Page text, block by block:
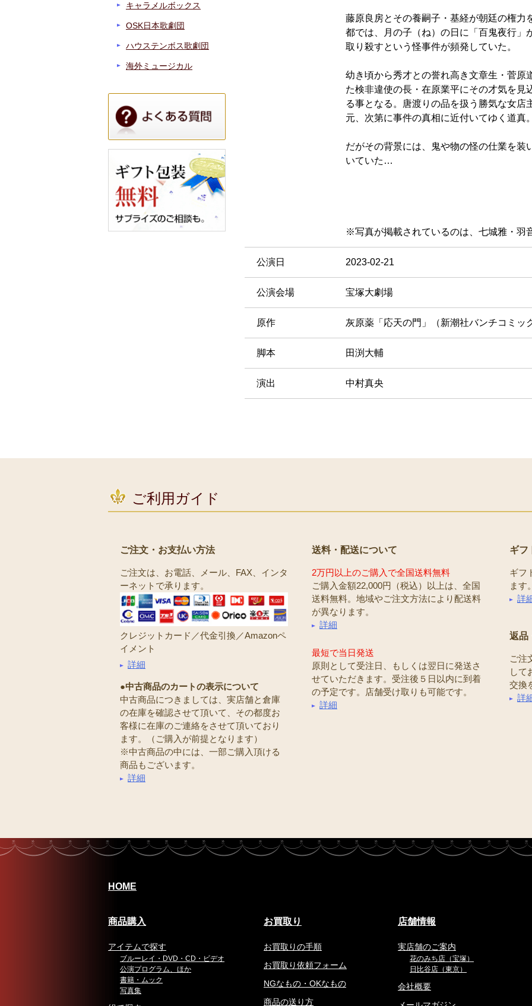
藤原良房とその養嗣子・基経が朝廷の権力
都では、月の子（ね）の日に「百鬼夜行」
取り殺すという怪事件が頻発していた。
幼き頃から秀才との誉れ高き文章生・菅原
た検非違使の長・在原業平にその才気を見
る事となる。唐渡りの品を扱う勝気な女店
元、次第に事件の真相に近付いてゆく道真。
だがその背景には、鬼や物の怪の仕業を装
いていた…
※写真が掲載されているのは、七城雅・羽
公演日 2023-02-21
公演会場 宝塚大劇場
原作 灰原薬「応天の門」（新潮社バンチコミッ
脚本 田渕大輔
演出 中村真央
キャラメルボックス
OSK日本歌劇団
ハウステンボス歌劇団
海外ミュージカル
ご利用ガイド
ご注文・お支払い方法
ご注文は、お電話、メール、FAX、インタ
ーネットで承ります。
クレジットカード／代金引換／Amazonペ
イメント
詳細
●中古商品のカートの表示について
中古商品につきましては、実店舗と倉庫
の在庫を確認させて頂いて、その都度お
客様に在庫のご連絡をさせて頂いており
ます。（ご購入が前提となります）
※中古商品の中には、一部ご購入頂ける
商品もございます。
詳細
送料・配送について
2万円以上のご購入で全国送料無料
ご購入金額22,000円（税込）以上は、全国
送料無料。地域やご注文方法により配送料
が異なります。
詳細
最短で当日発送
原則として受注日、もしくは翌日に発送さ
せていただきます。受注後５日以内に到着
の予定です。店舗受け取りも可能です。
詳細
ギフ
ギフ
ます。
詳
返品
ご注
して
交換
詳
HOME
商品購入
アイテムで探す
ブルーレイ・DVD・CD・ビデオ
公演プログラム、ほか
書籍・ムック
写真集
お買取り
お買取りの手順
お買取り依頼フォーム
NGなもの・OKなもの
商品の送り方
店舗情報
実店舗のご案内
花のみち店（宝塚）
日比谷店（東京）
会社概要